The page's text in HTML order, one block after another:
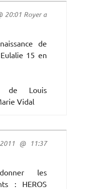
20:01 Royer a
de
15 en
de Louis
Vidal
@ 11:37
les
: HEROS